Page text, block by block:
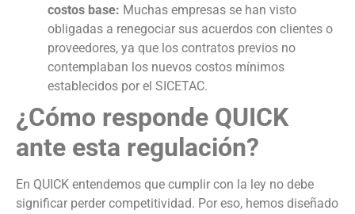
costos base: Muchas empresas se han visto
obligadas a renegociar sus acuerdos con clientes o
proveedores, ya que los contratos previos no
contemplaban los nuevos costos mínimos
establecidos por el SICETAC.
¿Cómo responde QUICK
ante esta regulación?
En QUICK entendemos que cumplir con la ley no debe
significar perder competitividad. Por eso, hemos diseñado